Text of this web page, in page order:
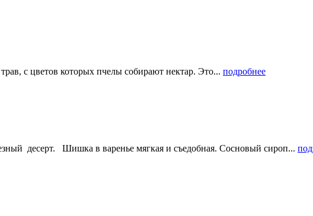
с цветов которых пчелы собирают нектар. Это... подробнее
десерт. Шишка в варенье мягкая и съедобная. Сосновый сироп...